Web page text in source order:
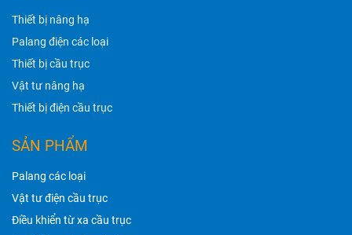
Thiết bị nâng hạ
Palang điện các loại
Thiết bị cầu trục
Vật tư nâng hạ
Thiết bị điện cầu trục
SẢN PHẨM
Palang các loại
Vật tư điện cầu trục
Điều khiển từ xa cầu trục